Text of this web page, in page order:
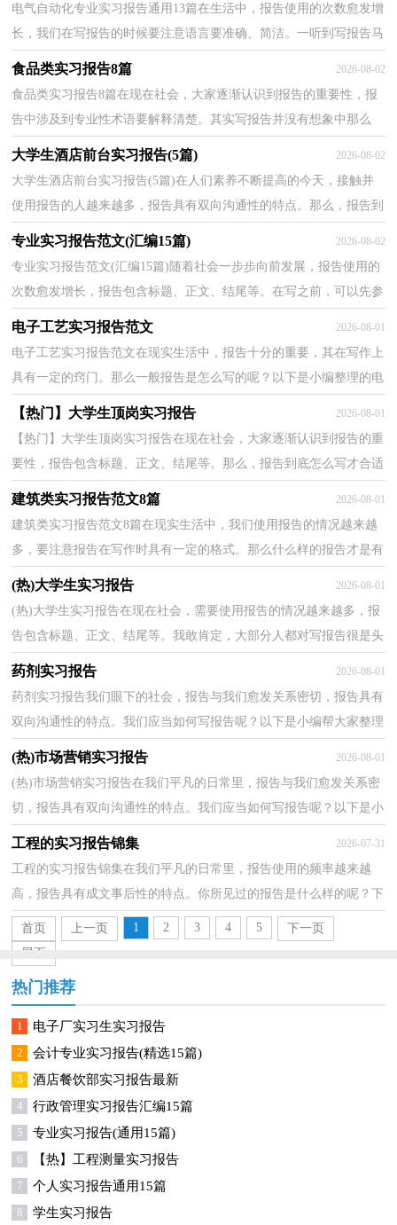
电气自动化专业实习报告通用13篇在生活中，报告使用的次数愈发增
长，我们在写报告的时候要注意语言要准确、简洁。一听到写报告马
上头昏脑涨？下面是小编整理的电气自动化专业实习...
食品类实习报告8篇 2026-08-02
食品类实习报告8篇在现在社会，大家逐渐认识到报告的重要性，报
告中涉及到专业性术语要解释清楚。其实写报告并没有想象中那么
难，以下是小编收集整理的食品类实习报告，仅供参考，大...
大学生酒店前台实习报告(5篇) 2026-08-02
大学生酒店前台实习报告(5篇)在人们素养不断提高的今天，接触并
使用报告的人越来越多，报告具有双向沟通性的特点。那么，报告到
底怎么写才合适呢？以下是小编为大家收集的大学生酒...
专业实习报告范文(汇编15篇) 2026-08-02
专业实习报告范文(汇编15篇)随着社会一步步向前发展，报告使用的
次数愈发增长，报告包含标题、正文、结尾等。在写之前，可以先参
考范文，下面是小编为大家整理的专业实习报告范文，欢...
电子工艺实习报告范文 2026-08-01
电子工艺实习报告范文在现实生活中，报告十分的重要，其在写作上
具有一定的窍门。那么一般报告是怎么写的呢？以下是小编整理的电
子工艺实习报告范文，仅供参考，希望能够帮助到大家。...
【热门】大学生顶岗实习报告 2026-08-01
【热门】大学生顶岗实习报告在现在社会，大家逐渐认识到报告的重
要性，报告包含标题、正文、结尾等。那么，报告到底怎么写才合适
呢？下面是小编为大家整理的大学生顶岗实习报告，供大...
建筑类实习报告范文8篇 2026-08-01
建筑类实习报告范文8篇在现实生活中，我们使用报告的情况越来越
多，要注意报告在写作时具有一定的格式。那么什么样的报告才是有
效的呢？下面是小编帮大家整理的建筑类实习报告范...
(热)大学生实习报告 2026-08-01
(热)大学生实习报告在现在社会，需要使用报告的情况越来越多，报
告包含标题、正文、结尾等。我敢肯定，大部分人都对写报告很是头
疼的，以下是小编收集整理的大学生实习报告，希望能够...
药剂实习报告 2026-08-01
药剂实习报告我们眼下的社会，报告与我们愈发关系密切，报告具有
双向沟通性的特点。我们应当如何写报告呢？以下是小编帮大家整理
的药剂实习报告，仅供参考，希望能够帮助到大家。 ...
(热)市场营销实习报告 2026-08-01
(热)市场营销实习报告在我们平凡的日常里，报告与我们愈发关系密
切，报告具有双向沟通性的特点。我们应当如何写报告呢？以下是小
编帮大家整理的市场营销实习报告，欢迎大家借鉴与参...
工程的实习报告锦集 2026-07-31
工程的实习报告锦集在我们平凡的日常里，报告使用的频率越来越
高，报告具有成文事后性的特点。你所见过的报告是什么样的呢？下
面是小编帮大家整理的工程的实习报告锦集，欢迎大家借...
首页 上一页 1 2 3 4 5
下一页
尾页
热门推荐
1 电子厂实习生实习报告
2 会计专业实习报告(精选15篇)
3 酒店餐饮部实习报告最新
4 行政管理实习报告汇编15篇
5 专业实习报告(通用15篇)
6 【热】工程测量实习报告
7 个人实习报告通用15篇
8 学生实习报告